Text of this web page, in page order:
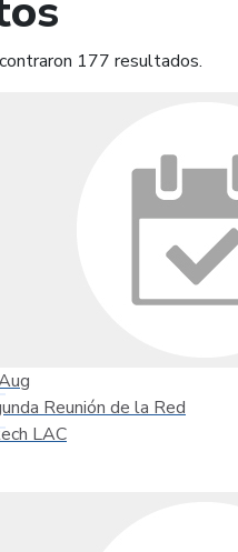
177 resultados.
Reunión de la Red
LAC